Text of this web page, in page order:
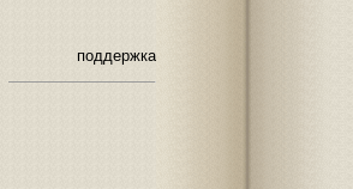
поддержка